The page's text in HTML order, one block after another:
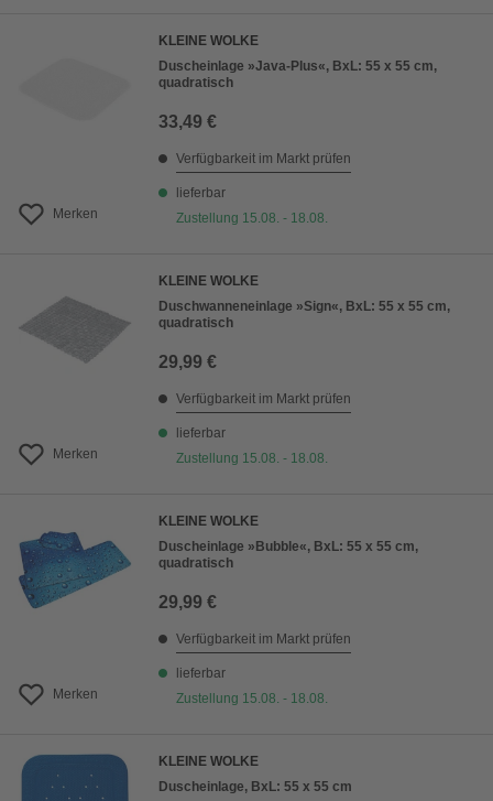
Merken
KLEINE WOLKE
Duscheinlage »Java-Plus«, BxL: 55 x 55 cm,
quadratisch
33,49 €
Verfügbarkeit im Markt prüfen
lieferbar
Zustellung 15.08. - 18.08.
Merken
KLEINE WOLKE
Duschwanneneinlage »Sign«, BxL: 55 x 55 cm,
quadratisch
29,99 €
Verfügbarkeit im Markt prüfen
lieferbar
Zustellung 15.08. - 18.08.
Merken
KLEINE WOLKE
Duscheinlage »Bubble«, BxL: 55 x 55 cm,
quadratisch
29,99 €
Verfügbarkeit im Markt prüfen
lieferbar
Zustellung 15.08. - 18.08.
KLEINE WOLKE
Duscheinlage, BxL: 55 x 55 cm